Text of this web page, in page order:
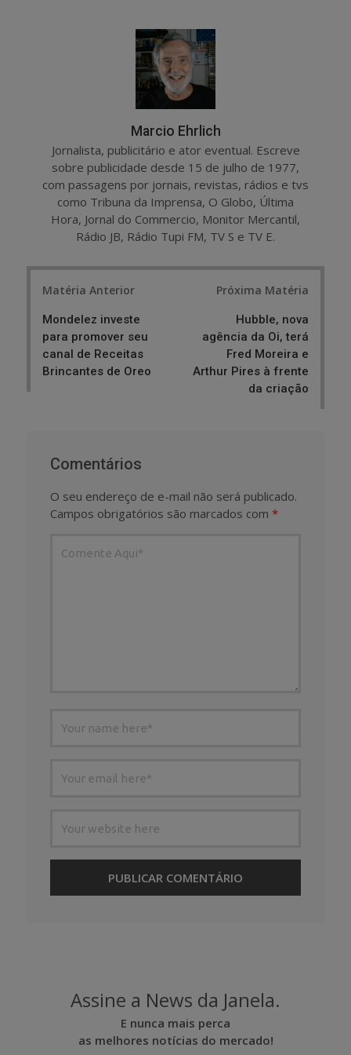
Marcio Ehrlich
Jornalista, publicitário e ator eventual. Escreve
sobre publicidade desde 15 de julho de 1977,
com passagens por jornais, revistas, rádios e tvs
como Tribuna da Imprensa, O Globo, Última
Hora, Jornal do Commercio, Monitor Mercantil,
Rádio JB, Rádio Tupi FM, TV S e TV E.
Matéria Anterior
Mondelez investe
para promover seu
canal de Receitas
Brincantes de Oreo
Próxima Matéria
Hubble, nova
agência da Oi, terá
Fred Moreira e
Arthur Pires à frente
da criação
Comentários
O seu endereço de e-mail não será publicado.
Campos obrigatórios são marcados com *
Assine a News da Janela.
E nunca mais perca
as melhores notícias do mercado!